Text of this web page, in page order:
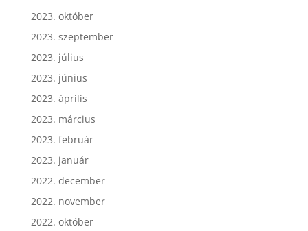
2023. október
2023. szeptember
2023. július
2023. június
2023. április
2023. március
2023. február
2023. január
2022. december
2022. november
2022. október